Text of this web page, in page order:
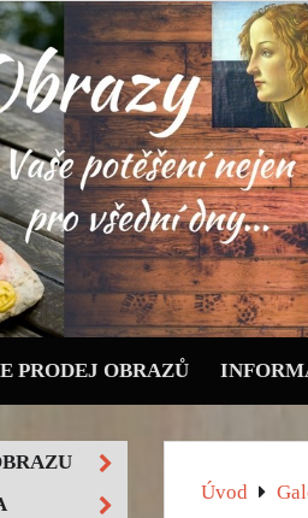
PRODEJ OBRAZŮ
Úvod